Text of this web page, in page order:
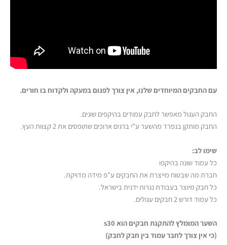
עם החבקים המיוחדים שלנו, אין צורך לפגום במעקה ולקדוח בו חורים.
החבק העגול מאפשר לחבק עמודים בהיקפים שונים.
החבק מותקן בנפרד מהשער ע"י ברגים ארוכים שתופסים את 2 קצוות העץ.
שימו לב:
כל עמוד שונה בהיקפו
חברת מה שבטוח מייצרת את החבקים ע"פ מידה מדויקת.
כל חבק מיוצר בעבודת נגרות ידנית בישראל.
כל עמוד דורש 2 חבקים עגולים.
השער המומלץ להתקנת חבקים הוא s30
(כי אין צורך לחבר עמוד בין חבק לחבק)